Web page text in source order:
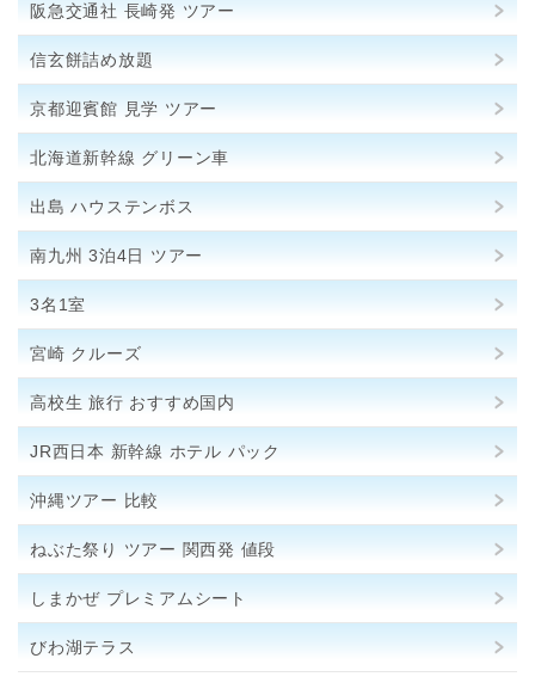
阪急交通社 長崎発 ツアー
信玄餅詰め放題
京都迎賓館 見学 ツアー
北海道新幹線 グリーン車
出島 ハウステンボス
南九州 3泊4日 ツアー
3名1室
宮崎 クルーズ
高校生 旅行 おすすめ国内
JR西日本 新幹線 ホテル パック
沖縄ツアー 比較
ねぶた祭り ツアー 関西発 値段
しまかぜ プレミアムシート
びわ湖テラス